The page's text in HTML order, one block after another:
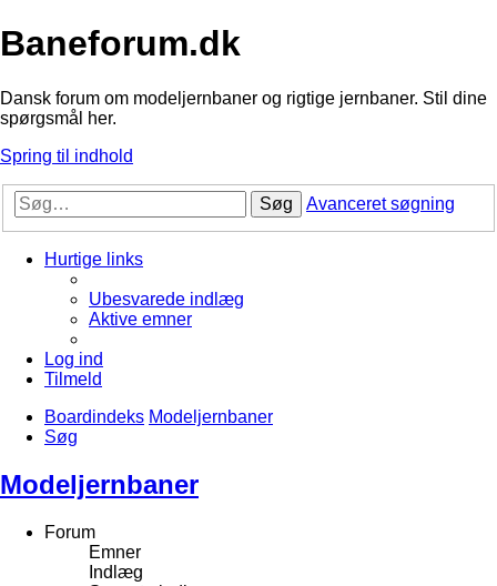
Baneforum.dk
Dansk forum om modeljernbaner og rigtige jernbaner. Stil dine
spørgsmål her.
Spring til indhold
Søg Avanceret søgning
Hurtige links
Ubesvarede indlæg
Aktive emner
Log ind
Tilmeld
Boardindeks Modeljernbaner
Søg
Modeljernbaner
Forum
Emner
Indlæg